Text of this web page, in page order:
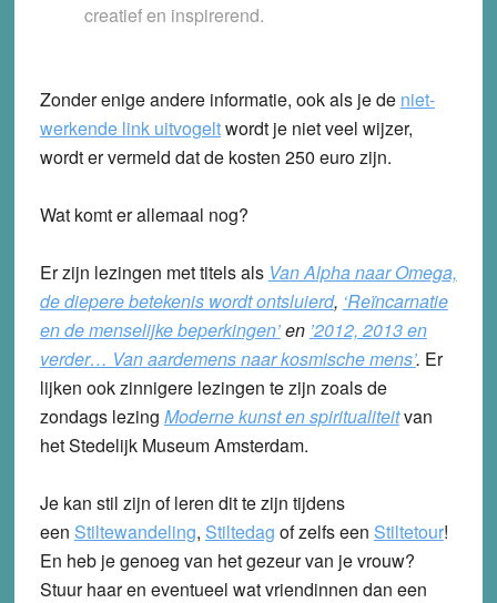
creatief en inspirerend.
Zonder enige andere informatie, ook als je de niet-
werkende link uitvogeltwordt je niet veel wijzer,
wordt er vermeld dat de kosten 250 euro zijn.
Wat komt er allemaal nog?
Er zijn lezingen met titels als Van Alpha naar Omega,
de diepere betekenis wordt ontsluierd, ‘Reïncarnatie
en de menselijke beperkingen’en ’2012, 2013 en
verder… Van aardemens naar kosmische mens’. Er
lijken ook zinnigere lezingen te zijn zoals de
zondags lezing Moderne kunst en spiritualiteitvan
het Stedelijk Museum Amsterdam.
Je kan stil zijn of leren dit te zijn tijdens
een Stiltewandeling, Stiltedag of zelfs een Stiltetour!
En heb je genoeg van het gezeur van je vrouw?
Stuur haar en eventueel wat vriendinnen dan een